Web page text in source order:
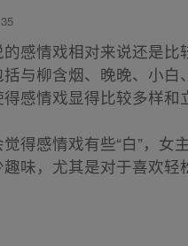
的感情戏相对来说还是
与柳含烟、晚晚、小
感情戏显得比较多样和
得感情戏有些“白”，
味，尤其是对于喜欢轻